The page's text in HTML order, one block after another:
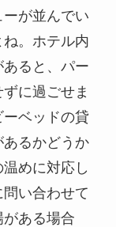
が並んでい
。ホテル内
ると、パー
に過ごせま
ベッドの貸
あるかどうか
めに対応し
い合わせて
ある場合